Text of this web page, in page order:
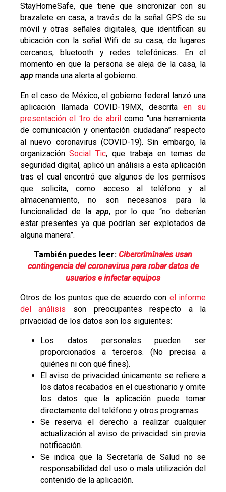
StayHomeSafe, que tiene que sincronizar con su
brazalete en casa, a través de la señal GPS de su
móvil y otras señales digitales, que identifican su
ubicación con la señal Wifi de su casa, de lugares
cercanos, bluetooth y redes telefónicas. En el
momento en que la persona se aleja de la casa, la
app manda una alerta al gobierno.
En el caso de México, el gobierno federal lanzó una
aplicación llamada COVID-19MX, descrita en su
presentación el 1ro de abril como “una herramienta
de comunicación y orientación ciudadana” respecto
al nuevo coronavirus (COVID-19). Sin embargo, la
organización Social Tic, que trabaja en temas de
seguridad digital, aplicó un análisis a esta aplicación
tras el cual encontró que algunos de los permisos
que solicita, como acceso al teléfono y al
almacenamiento, no son necesarios para la
funcionalidad de la app, por lo que “no deberían
estar presentes ya que podrían ser explotados de
alguna manera”.
También puedes leer: Cibercriminales usan
contingencia del coronavirus para robar datos de
usuarios e infectar equipos
Otros de los puntos que de acuerdo con el informe
del análisis son preocupantes respecto a la
privacidad de los datos son los siguientes:
Los datos personales pueden ser
proporcionados a terceros. (No precisa a
quiénes ni con qué fines).
El aviso de privacidad únicamente se refiere a
los datos recabados en el cuestionario y omite
los datos que la aplicación puede tomar
directamente del teléfono y otros programas.
Se reserva el derecho a realizar cualquier
actualización al aviso de privacidad sin previa
notificación.
Se indica que la Secretaría de Salud no se
responsabilidad del uso o mala utilización del
contenido de la aplicación.